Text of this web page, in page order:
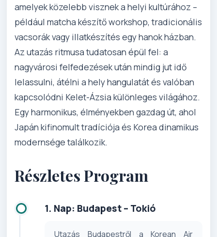
amelyek közelebb visznek a helyi kultúrához –
például matcha készítő workshop, tradicionális
vacsorák vagy illatkészítés egy hanok házban.
Az utazás ritmusa tudatosan épül fel: a
nagyvárosi felfedezések után mindig jut idő
lelassulni, átélni a hely hangulatát és valóban
kapcsolódni Kelet-Ázsia különleges világához.
Egy harmonikus, élményekben gazdag út, ahol
Japán kifinomult tradíciója és Korea dinamikus
modernsége találkozik.
Részletes Program
1. Nap: Budapest – Tokió
Utazás Budapestről a Korean Air